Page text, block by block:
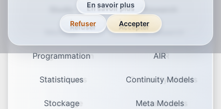
En savoir plus
Refuser Accepter
Montage
Programmation
Statistiques
Stockage
Research
Our research
AIR
Continuity Models
Meta Models